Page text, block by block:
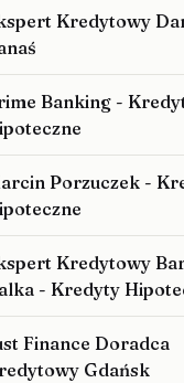
Kredytowy
Banking -
Porzuczek -
Kredytowy
- Kredyty
Finance Doradca
Gdańsk